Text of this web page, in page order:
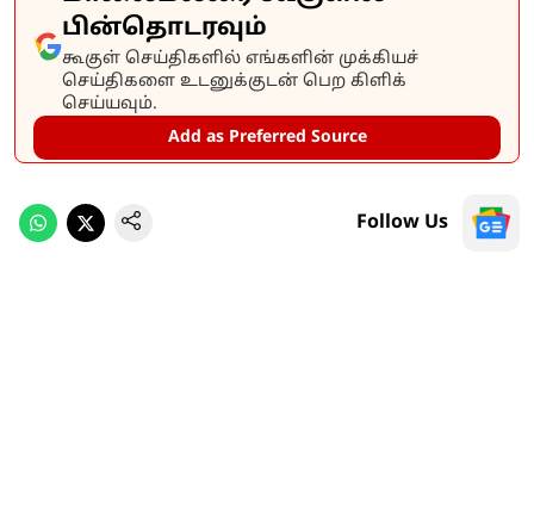
பின்தொடரவும்
கூகுள் செய்திகளில் எங்களின் முக்கியச்
செய்திகளை உடனுக்குடன் பெற கிளிக்
செய்யவும்.
Add as Preferred Source
Follow Us